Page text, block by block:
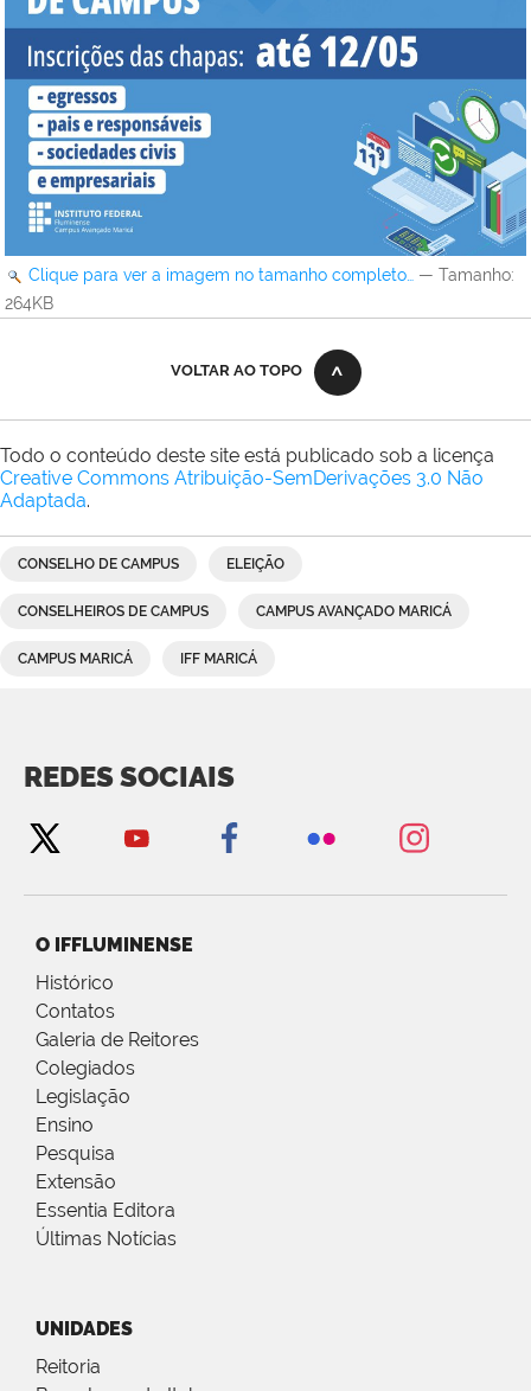
Clique para ver a imagem no tamanho completo… — Tamanho:
264KB
VOLTAR AO TOPO
Todo o conteúdo deste site está publicado sob a licença
Creative Commons Atribuição-SemDerivações 3.0 Não
Adaptada.
CONSELHO DE CAMPUS ELEIÇÃO
CONSELHEIROS DE CAMPUS CAMPUS AVANÇADO MARICÁ
CAMPUS MARICÁ IFF MARICÁ
REDES SOCIAIS
O IFFLUMINENSE
Histórico
Contatos
Galeria de Reitores
Colegiados
Legislação
Ensino
Pesquisa
Extensão
Essentia Editora
Últimas Notícias
UNIDADES
Reitoria